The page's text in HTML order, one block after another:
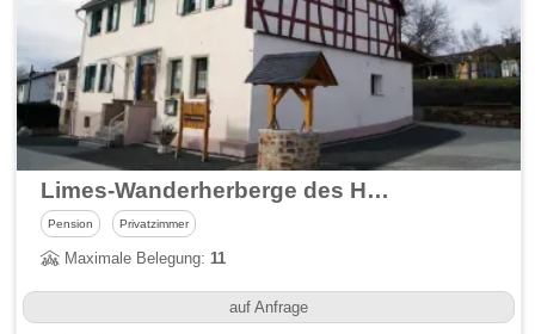
Limes-Wanderherberge des Heimatvereins Hunzel
Pension Privatzimmer
Maximale Belegung:11
auf Anfrage